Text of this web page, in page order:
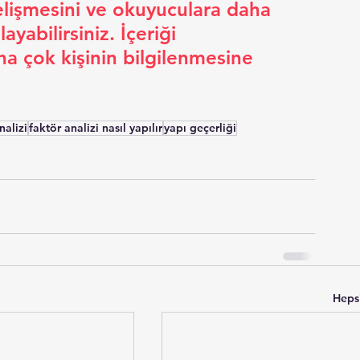
ve okuyuculara daha
İçeriği
çok kişinin bilgilenmesine
faktör analizi nasıl yapılıryapı geçerliği